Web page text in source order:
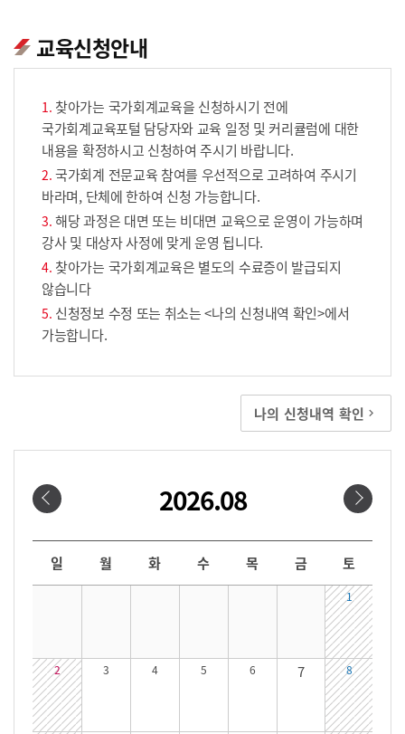
교육신청안내
찾아가는 국가회계교육을 신청하시기 전에
국가회계교육포털 담당자와 교육 일정 및 커리큘럼에 대한
내용을 확정하시고 신청하여 주시기 바랍니다.
국가회계 전문교육 참여를 우선적으로 고려하여 주시기
바라며, 단체에 한하여 신청 가능합니다.
해당 과정은 대면 또는 비대면 교육으로 운영이 가능하며
강사 및 대상자 사정에 맞게 운영 됩니다.
찾아가는 국가회계교육은 별도의 수료증이 발급되지
않습니다
신청정보 수정 또는 취소는 <나의 신청내역 확인>에서
가능합니다.
나의 신청내역 확인
2026.08
날짜선택
일 월 화 수 목 금 토
1
2 3 4 5 6 7 8